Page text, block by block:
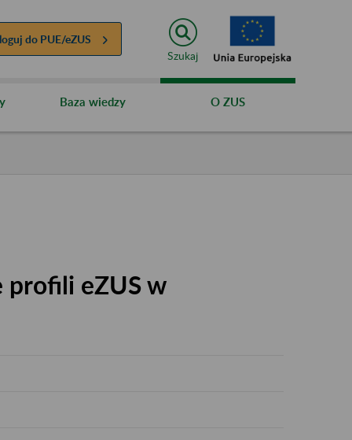
do PUE/eZUS
Szukaj
Baza wiedzy O ZUS
profili eZUS w